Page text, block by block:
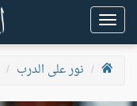
Toggle
navigation
نور على الدرب